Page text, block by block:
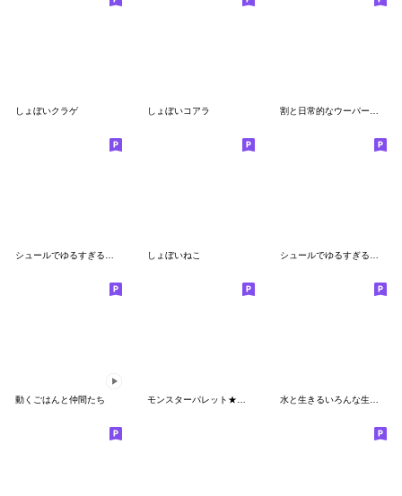
しょぼいクラゲ しょぼいコアラ
しょぼいねこ
動くごはんと仲間たち モンスターパレット★絵文字 水と生きるいろんな生きもの絵文字